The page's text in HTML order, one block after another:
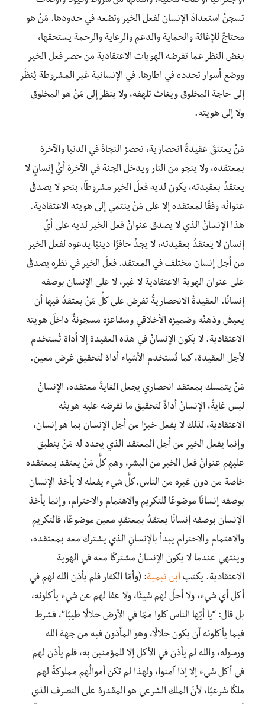
تسجنُ استعدادَ الإنسان لفعل الخير وتضعه في حدودها. مَنْ هو
محتاجٌ للإغاثة والحماية والدعم والرعاية والرحمة يستحقها،
بغض النظر عما تفرضه الهويات الاعتقادية من حصر فعل الخير
ووضع أسوار تحدده في اطارها. في ‏الإنسانية غير المشروطة يُنظَر
إلى حاجة المخلوق ويغاث تلهفه، ولا ينظر إلى مَنْ هو المخلوق
ولا إلى هويته.
مَنْ يعتنقُ عقيدةً انحصارية، تحصرُ النجاةَ في الدنيا والآخرة
بمعتقده، ولا ينجو من النار ويدخل الجنة في الآخرة أيُّ إنسانٍ لا
يعتقدُ بعقيدته، يكون لديه فعلُ الخير مشروطًا، بنحو لا يصدقُ
عنوانُه وفقًا لمعتقده إلا على ‏مَنْ ينتمي إلى هويته الاعتقادية.
هذا الإنسانُ الذي لا يصدق عنوانُ فعل الخير لديه على أيِّ
إنسان ‏لا يعتقدُ بعقيدته، لا يجدُ حافزًا دينيًا يدعوه لفعل الخير
من أجل إنسان مختلف في المعتقد. فعلُ الخير في نظره يصدقُ
على عنوان الهوية الاعتقادية لا غير، لا على الإنسان بوصفه
إنسانًا. العقيدةُ الانحصاريةُ تفرض على كلِّ مَنْ يعتقدُ فيها أن
يعيشَ وذهنُه وضميرُه الأخلاقي ومشاعرُه مسجونةٌ داخلَ هويته
الاعتقادية. لا يكون الإنسانُ في هذه العقيدة إلا أداة تُستخدم
لأجل العقيدة، كما تُستخدم الأشياء أداة لتحقيق غرض معين.
مَنْ يتمسك بمعتقد انحصاري يجعل ‏الغايةَ معتقده، الإنسانُ
ليس غايةً، الإنسانُ أداةٌ لتحقيق ما تفرضه عليه هويتُه
الاعتقادية، لذلك لا يفعل خيرًا من أجل الإنسان بما هو إنسان،
وإنما يفعل الخير من أجل المعتقد الذي يحدد له مَنْ ينطبق
عليهم عنوانُ فعل الخير من البشر، وهم كلُّ مَنْ يعتقد بمعتقده
خاصة من دون غيره من الناس.كلُّ شيء يفعله لا يأخذ الإنسان
بوصفه إنسانًا موضوعًا للتكريم والاهتمام والاحترام، وإنما يأخذ
الإنسان بوصفه إنسانًا يعتقدُ بمعتقدٍ معين موضوعًا، فالتكريم
والاهتمام والاحترام يبدأ بالإنسانِ الذي يشترك معه بمعتقده،
وينتهي عندما لا يكون الإنسانُ مشتركًا معه في الهوية
الاعتقادية. يكتب ابن تيمية: (وأمّا الكفار فلم يأذن الله لهم في
أكل أي شيء، ولا أحلّ لهم شيئًا، ولا عفا لهم عن شيء يأكلونه،
بل قال: “يا أيّها الناس كلوا ممّا في الأرض حلالًا طيبًا”، فشرط
فيما يأكلونه أن يكون حلالًا، وهو المأذون فيه من جهة الله
ورسوله، والله لم يأذن في الأكل إلا للمؤمنين به، فلم يأذن لهم
في أكل شيء إلا إذا آمنوا، ولهذا لم تكن أموالُهم مملوكةً لهم
ملكًا شرعيًا، لأنّ الملك الشرعي هو المقدرة على التصرف الذي